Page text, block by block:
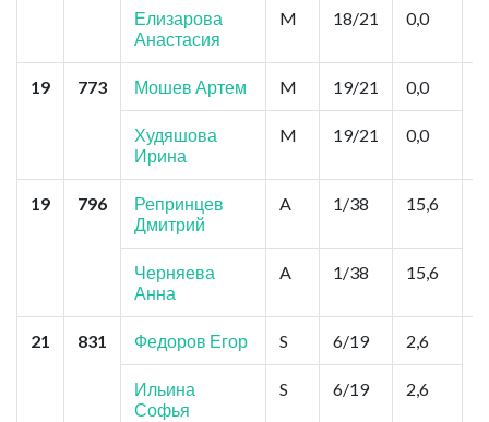
Елизарова
Анастасия
M 18/21 0,0
19 773 Мошев Артем M 19/21 0,0
Худяшова
Ирина
M 19/21 0,0
19 796
Репринцев
Дмитрий
A 1/38 15,6
Черняева
Анна
A 1/38 15,6
21 831 Федоров Егор S 6/19 2,6
Ильина
Софья
S 6/19 2,6